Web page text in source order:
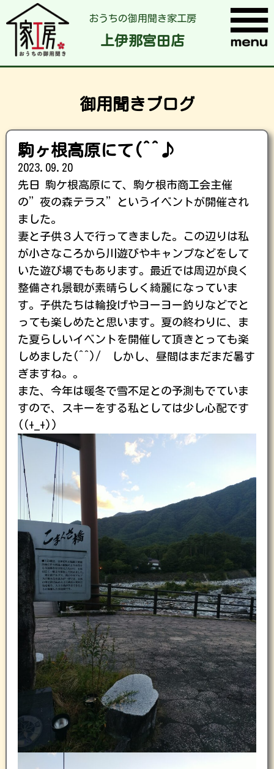
おうちの御用聞き家工房
上伊那宮田店
御用聞きブログ
駒ヶ根高原にて(^^♪
2023.09.20
先日 駒ケ根高原にて、駒ケ根市商工会主催
の”夜の森テラス”というイベントが開催され
ました。
妻と子供３人で行ってきました。この辺りは私
が小さなころから川遊びやキャンプなどをして
いた遊び場でもあります。最近では周辺が良く
整備され景観が素晴らしく綺麗になっていま
す。子供たちは輪投げやヨーヨー釣りなどでと
っても楽しめたと思います。夏の終わりに、ま
た夏らしいイベントを開催して頂きとっても楽
しめました(^^)/ しかし、昼間はまだまだ暑す
ぎますね。。
また、今年は暖冬で雪不足との予測もでていま
すので、スキーをする私としては少し心配です
((+_+))